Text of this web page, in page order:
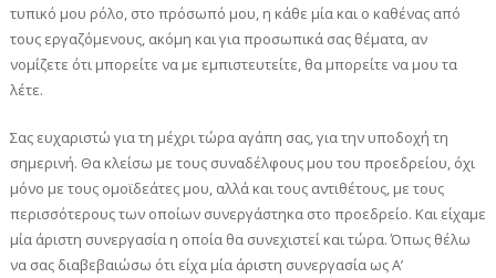
τυπικό μου ρόλο, στο πρόσωπό μου, η κάθε μία και ο καθένας από
τους εργαζόμενους, ακόμη και για προσωπικά σας θέματα, αν
νομίζετε ότι μπορείτε να με εμπιστευτείτε, θα μπορείτε να μου τα
λέτε.
Σας ευχαριστώ για τη μέχρι τώρα αγάπη σας, για την υποδοχή τη
σημερινή. Θα κλείσω με τους συναδέλφους μου του προεδρείου, όχι
μόνο με τους ομοϊδεάτες μου, αλλά και τους αντιθέτους, με τους
περισσότερους των οποίων συνεργάστηκα στο προεδρείο. Και είχαμε
μία άριστη συνεργασία η οποία θα συνεχιστεί και τώρα. Όπως θέλω
να σας διαβεβαιώσω ότι είχα μία άριστη συνεργασία ως Α’